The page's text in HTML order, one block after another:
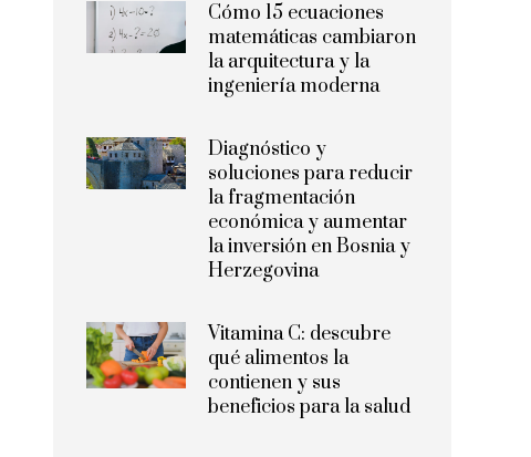
Cómo 15 ecuaciones
matemáticas cambiaron
la arquitectura y la
ingeniería moderna
Diagnóstico y
soluciones para reducir
la fragmentación
económica y aumentar
la inversión en Bosnia y
Herzegovina
Vitamina C: descubre
qué alimentos la
contienen y sus
beneficios para la salud